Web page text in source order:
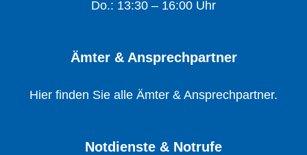
Do.: 13:30 – 16:00 Uhr
Ämter & Ansprechpartner
Hier finden Sie alle Ämter & Ansprechpartner.
Notdienste & Notrufe